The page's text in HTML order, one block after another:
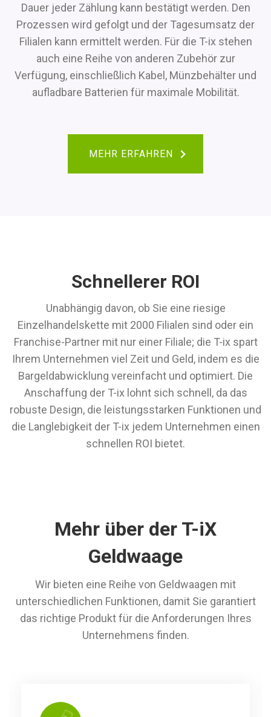
Dauer jeder Zählung kann bestätigt werden. Den
Prozessen wird gefolgt und der Tagesumsatz der
Filialen kann ermittelt werden. Für die T-ix stehen
auch eine Reihe von anderen Zubehör zur
Verfügung, einschließlich Kabel, Münzbehälter und
aufladbare Batterien für maximale Mobilität.
MEHR ERFAHREN
Schnellerer ROI
Unabhängig davon, ob Sie eine riesige
Einzelhandelskette mit 2000 Filialen sind oder ein
Franchise-Partner mit nur einer Filiale; die T-ix spart
Ihrem Unternehmen viel Zeit und Geld, indem es die
Bargeldabwicklung vereinfacht und optimiert. Die
Anschaffung der T-ix lohnt sich schnell, da das
robuste Design, die leistungsstarken Funktionen und
die Langlebigkeit der T-ix jedem Unternehmen einen
schnellen ROI bietet.
Mehr über der T-iX
Geldwaage
Wir bieten eine Reihe von Geldwaagen mit
unterschiedlichen Funktionen, damit Sie garantiert
das richtige Produkt für die Anforderungen Ihres
Unternehmens finden.